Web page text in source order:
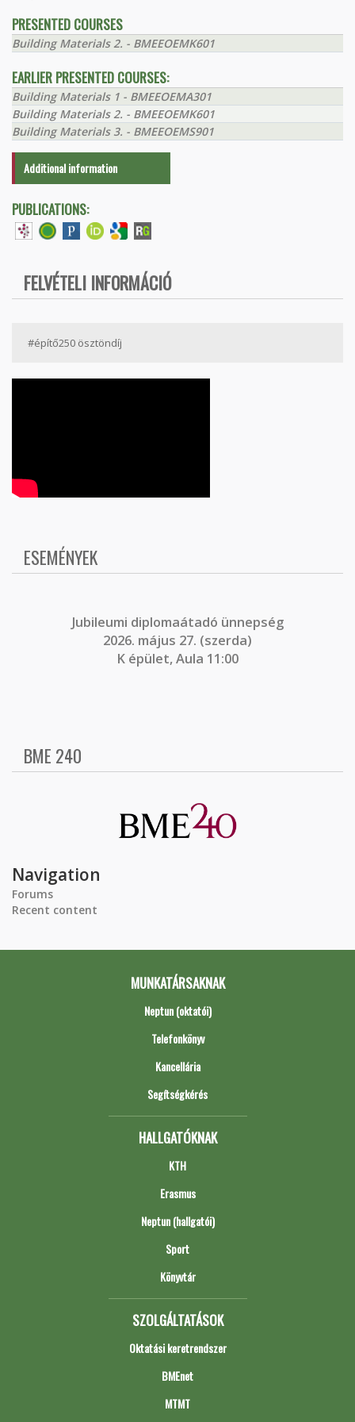
PRESENTED COURSES
Building Materials 2. - BMEEOEMK601
EARLIER PRESENTED COURSES:
Building Materials 1 - BMEEOEMA301
Building Materials 2. - BMEEOEMK601
Building Materials 3. - BMEEOEMS901
Additional information
PUBLICATIONS:
FELVÉTELI INFORMÁCIÓ
#építő250 ösztöndíj
ESEMÉNYEK
Jubileumi diplomaátadó ünnepség
2026. május 27. (szerda)
K épület, Aula 11:00
BME 240
Navigation
Forums
Recent content
MUNKATÁRSAKNAK
Neptun (oktatói)
Telefonkönyv
Kancellária
Segítségkérés
HALLGATÓKNAK
KTH
Erasmus
Neptun (hallgatói)
Sport
Könyvtár
SZOLGÁLTATÁSOK
Oktatási keretrendszer
BMEnet
MTMT